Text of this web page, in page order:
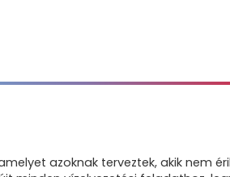
azoknak terveztek, akik nem